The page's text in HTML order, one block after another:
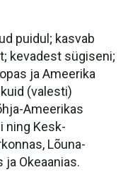
puidul; kasvab
kevadest sügiseni;
ja Ameerika
(valesti)
Ameerikas
ning Kesk-
Lõuna-
ja Okeaanias.